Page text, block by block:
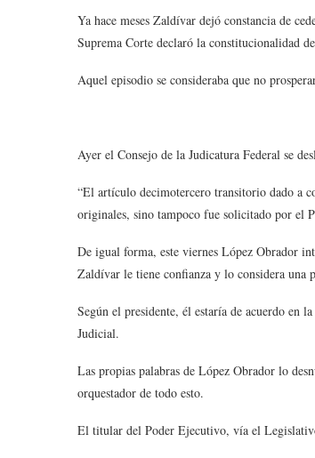
Ya hace meses Zaldívar dejó constancia de
Suprema Corte declaró la constitucionalidad
Aquel episodio se consideraba que no
Ayer el Consejo de la Judicatura Federal se
“El artículo decimotercero transitorio dado a
originales, sino tampoco fue solicitado por el
De igual forma, este viernes López Obrador
Zaldívar le tiene confianza y lo considera una
Según el presidente, él estaría de acuerdo en
Judicial.
Las propias palabras de López Obrador lo
orquestador de todo esto.
El titular del Poder Ejecutivo, vía el